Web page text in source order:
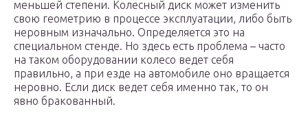
меньшей степени. Колесный диск может изменить
свою геометрию в процессе эксплуатации, либо быть
неровным изначально. Определяется это на
специальном стенде. Но здесь есть проблема – часто
на таком оборудовании колесо ведет себя
правильно, а при езде на автомобиле оно вращается
неровно. Если диск ведет себя именно так, то он
явно бракованный.